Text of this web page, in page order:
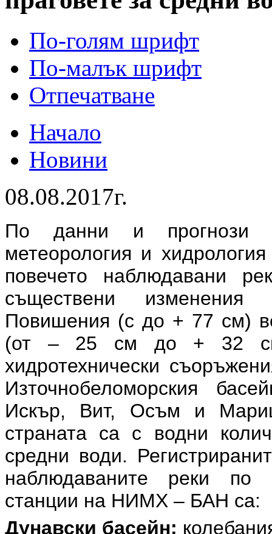
По-голям шрифт
По-малък шрифт
Отпечатване
Начало
Новини
08.08.2017г.
По данни и прогнози
метеорология и
повечето наблюдавани
съществени изменения
Повишения (с до + 77 см)
(от – 25 см до + 32
хидротехнически
Източнобеломорския
Искър, Вит, Осъм и
страната са с водни
средни води.
наблюдаваните реки по
станции на НИМХ – БАН са:
Дунавски басейн: